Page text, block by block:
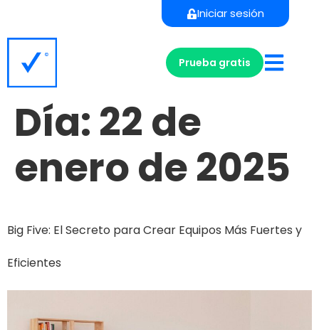
Iniciar sesión
Prueba gratis
Día:22 de
enero de 2025
Big Five: El Secreto para Crear Equipos Más Fuertes y
Eficientes